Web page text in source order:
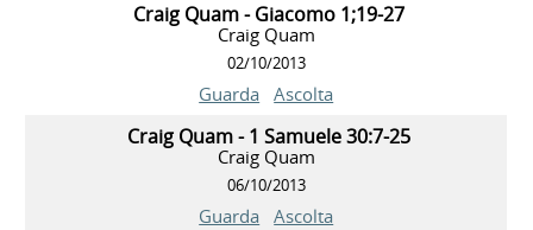
Craig Quam - Giacomo 1;19-27
Craig Quam
02/10/2013
Guarda Ascolta
Craig Quam - 1 Samuele 30:7-25
Craig Quam
06/10/2013
Guarda Ascolta